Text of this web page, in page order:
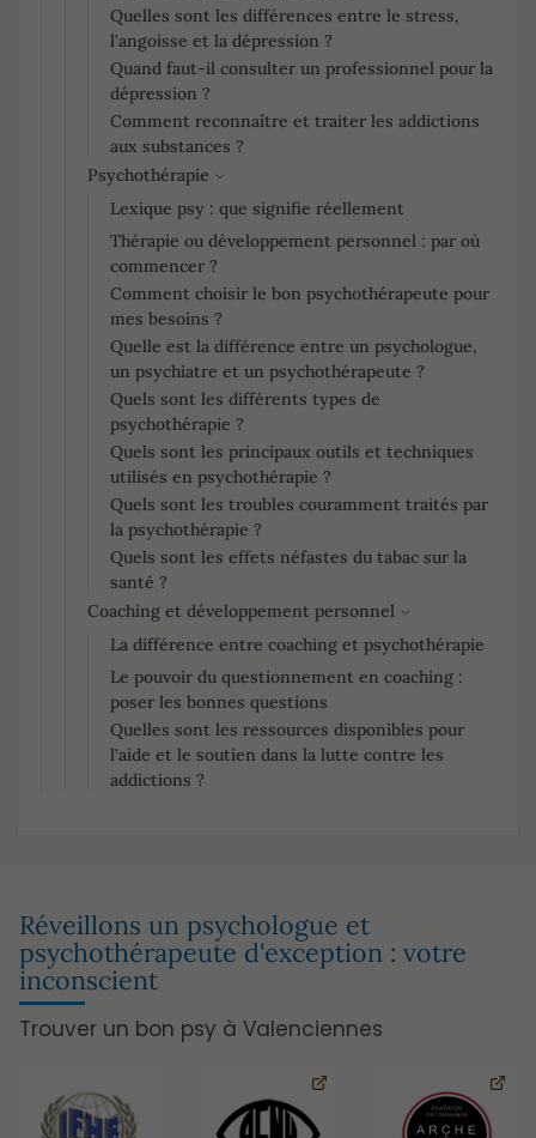
Quelles sont les différences entre le stress,
l'angoisse et la dépression ?
Quand faut-il consulter un professionnel pour la
dépression ?
Comment reconnaître et traiter les addictions
aux substances ?
Psychothérapie
Lexique psy : que signifie réellement
Thérapie ou développement personnel : par où
commencer ?
Comment choisir le bon psychothérapeute pour
mes besoins ?
Quelle est la différence entre un psychologue,
un psychiatre et un psychothérapeute ?
Quels sont les différents types de
psychothérapie ?
Quels sont les principaux outils et techniques
utilisés en psychothérapie ?
Quels sont les troubles couramment traités par
la psychothérapie ?
Quels sont les effets néfastes du tabac sur la
santé ?
Coaching et développement personnel
La différence entre coaching et psychothérapie
Le pouvoir du questionnement en coaching :
poser les bonnes questions
Quelles sont les ressources disponibles pour
l'aide et le soutien dans la lutte contre les
addictions ?
Réveillons un psychologue et
psychothérapeute d'exception : votre
inconscient
Trouver un bon psy à Valenciennes